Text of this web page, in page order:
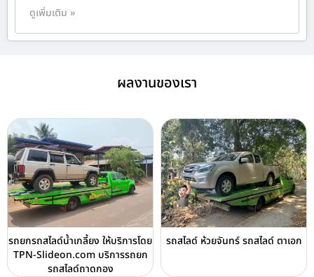
ดูเพิ่มเติม »
ผลงานของเรา
รถยกรถสไลด์น้ำเกลี้ยง ให้บริการโดย
TPN-Slideon.com บริการรถยก
รถสไลด์ถาดกอง
รถสไลด์ ห้วยจันทร์ รถสไลด์ ตาเอก